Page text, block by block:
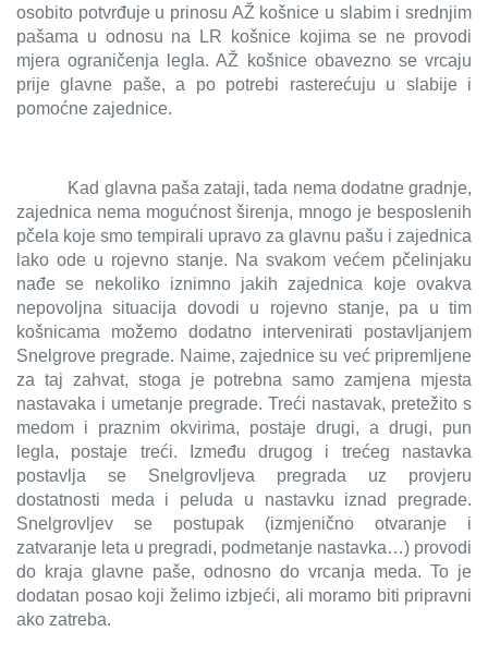
osobito potvrđuje u prinosu AŽ košnice u slabim i srednjim
pašama u odnosu na LR košnice kojima se ne provodi
mjera ograničenja legla. AŽ košnice obavezno se vrcaju
prije glavne paše, a po potrebi rasterećuju u slabije i
pomoćne zajednice.
Kad glavna paša zataji, tada nema dodatne gradnje,
zajednica nema mogućnost širenja, mnogo je besposlenih
pčela koje smo tempirali upravo za glavnu pašu i zajednica
lako ode u rojevno stanje. Na svakom većem pčelinjaku
nađe se nekoliko iznimno jakih zajednica koje ovakva
nepovoljna situacija dovodi u rojevno stanje, pa u tim
košnicama možemo dodatno intervenirati postavljanjem
Snelgrove pregrade. Naime, zajednice su već pripremljene
za taj zahvat, stoga je potrebna samo zamjena mjesta
nastavaka i umetanje pregrade. Treći nastavak, pretežito s
medom i praznim okvirima, postaje drugi, a drugi, pun
legla, postaje treći. Između drugog i trećeg nastavka
postavlja se Snelgrovljeva pregrada uz provjeru
dostatnosti meda i peluda u nastavku iznad pregrade.
Snelgrovljev se postupak (izmjenično otvaranje i
zatvaranje leta u pregradi, podmetanje nastavka…) provodi
do kraja glavne paše, odnosno do vrcanja meda. To je
dodatan posao koji želimo izbjeći, ali moramo biti pripravni
ako zatreba.